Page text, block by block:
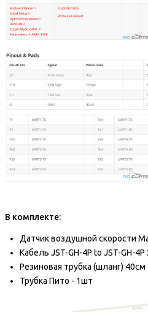
В комплекте:
Датчик воздушной скорости
Кабель JST-GH-4P to JST-GH-4P
Резиновая трубка (шланг)
Трубка Пито - 1шт